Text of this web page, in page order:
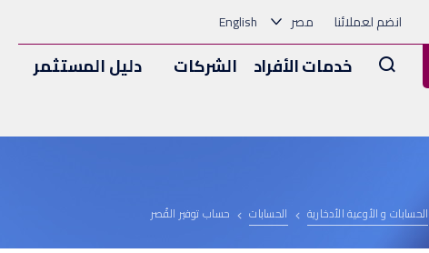
انضم لعملائنا مصر English
خدمات الأفراد الشركات دليل المستثمر Arama
الحسابات و الأوعية الأدخارية الحسابات حساب توفير القُصر